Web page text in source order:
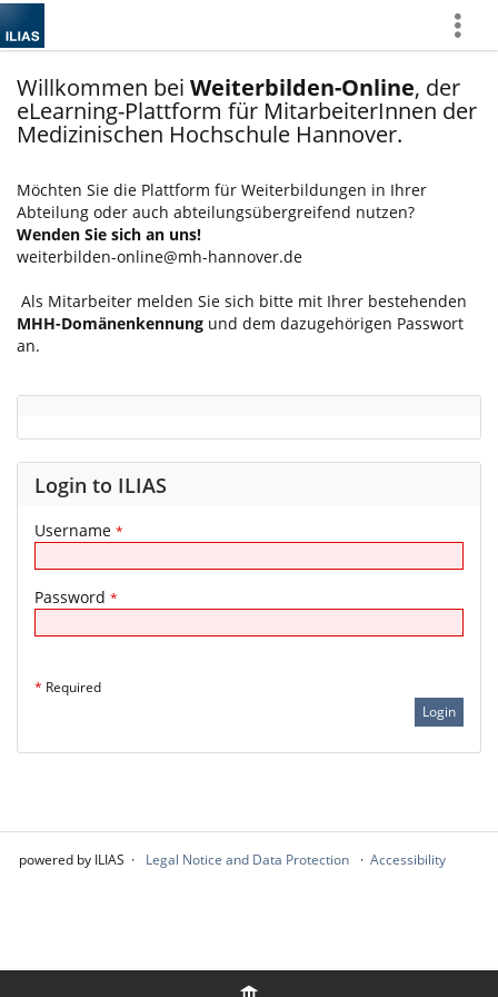
Willkommen bei Weiterbilden-Online, der
eLearning-Plattform für MitarbeiterInnen der
Medizinischen Hochschule Hannover.
Möchten Sie die Plattform für Weiterbildungen in Ihrer
Abteilung oder auch abteilungsübergreifend nutzen?
Wenden Sie sich an uns!
weiterbilden-online@mh-hannover.de
Als Mitarbeiter melden Sie sich bitte mit Ihrer bestehenden
MHH-Domänenkennung und dem dazugehörigen Passwort
an.
Login to ILIAS
Username *
Password *
* Required
powered by ILIAS Legal Notice and Data Protection Accessibility